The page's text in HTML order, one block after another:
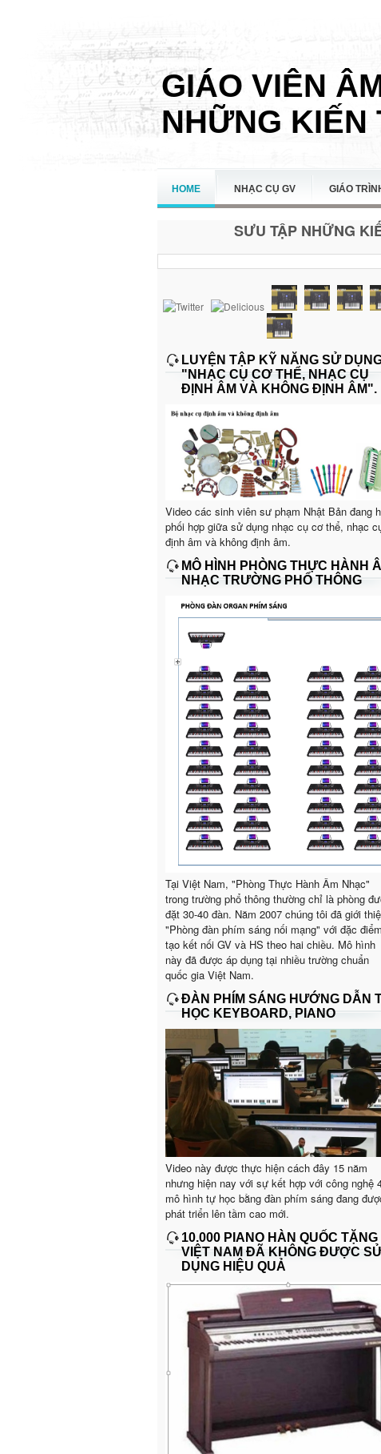
GIÁO VIÊN
NHỮNG KIẾN
HOME NHẠC CỤ GV GIÁO
SƯU TẬP NHỮNG
LUYỆN TẬP KỸ NĂNG SỬ
"NHẠC CỤ CƠ THỂ, NHẠC CỤ
ĐỊNH ÂM VÀ KHÔNG ĐỊNH ÂM".
Video các sinh viên sư phạm Nhật Bản đang
phối hợp giữa sử dụng nhạc cụ cơ thể, nhạc
định âm và không định âm.
MÔ HÌNH PHÒNG THỰC HÀNH
NHẠC TRƯỜNG PHỔ THÔNG
Tại Việt Nam, "Phòng Thực Hành Âm Nhạc"
trong trường phổ thông thường chỉ là phòng
đặt 30-40 đàn. Năm 2007 chúng tôi đã giới
"Phòng đàn phím sáng nối mạng" với đặc điểm
tạo kết nối GV và HS theo hai chiều. Mô hình
này đã được áp dụng tại nhiều trường chuẩn
quốc gia Việt Nam.
ĐÀN PHÍM SÁNG HƯỚNG DẪN
HỌC KEYBOARD, PIANO
Video này được thực hiện cách đây 15 năm
nhưng hiện nay với sự kết hợp với công nghệ
mô hình tự học bằng đàn phím sáng đang
phát triển lên tầm cao mới.
10.000 PIANO HÀN QUỐC TẶNG
VIỆT NAM ĐÃ KHÔNG ĐƯỢC
DỤNG HIỆU QUẢ